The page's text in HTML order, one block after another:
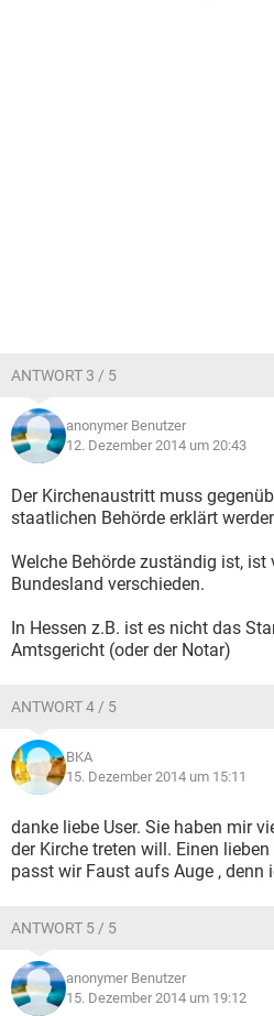
ANTWORT 3 / 5
anonymer Benutzer
12. Dezember 2014 um 20:43
Der Kirchenaustritt muss
staatlichen Behörde erklärt
Welche Behörde zuständig ist, ist
Bundesland verschieden.
In Hessen z.B. ist es nicht das
Amtsgericht (oder der Notar)
ANTWORT 4 / 5
BKA
15. Dezember 2014 um 15:11
danke liebe User. Sie haben mir
der Kirche treten will. Einen
passt wir Faust aufs Auge , denn
ANTWORT 5 / 5
anonymer Benutzer
15. Dezember 2014 um 19:12